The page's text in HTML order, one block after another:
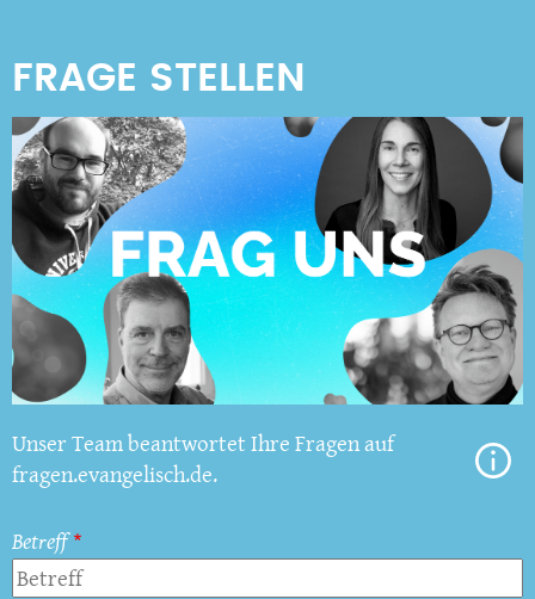
Unser Team beantwortet Ihre Fragen auf
fragen.evangelisch.de.
Betreff